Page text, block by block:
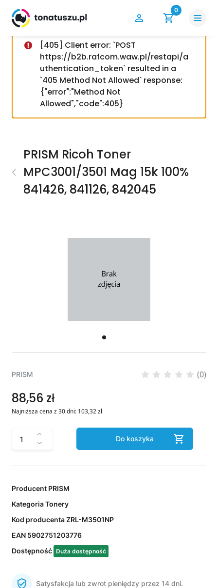
0
[405] Client error: `POST
https://b2b.rafcom.waw.pl/restapi/a
uthentication_token` resulted in a
`405 Method Not Allowed` response:
{"error":"Method Not
Allowed","code":405}
PRISM Ricoh Toner
MPC3001/3501 Mag 15k 100%
841426, 841126, 842045
PRISM (0)
88,56 zł
Najniższa cena z 30 dni: 103,32zł
Producent PRISM
KategoriaTonery
Kod producentaZRL-M3501NP
EAN 5902751203776
Dostępność Duża dostępność
Do koszyka
Satysfakcja lub zwrot pieniędzy przez 14 dni.